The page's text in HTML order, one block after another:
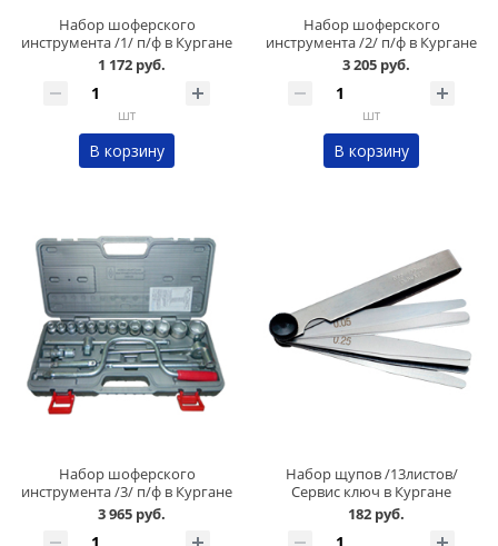
Набор шоферского
инструмента /1/ п/ф в Кургане
1 172 руб.
шт
В корзину
Набор шоферского
инструмента /2/ п/ф в Кургане
3 205 руб.
шт
В корзину
Набор шоферского
инструмента /3/ п/ф в Кургане
3 965 руб.
Набор щупов /13листов/
Сервис ключ в Кургане
182 руб.